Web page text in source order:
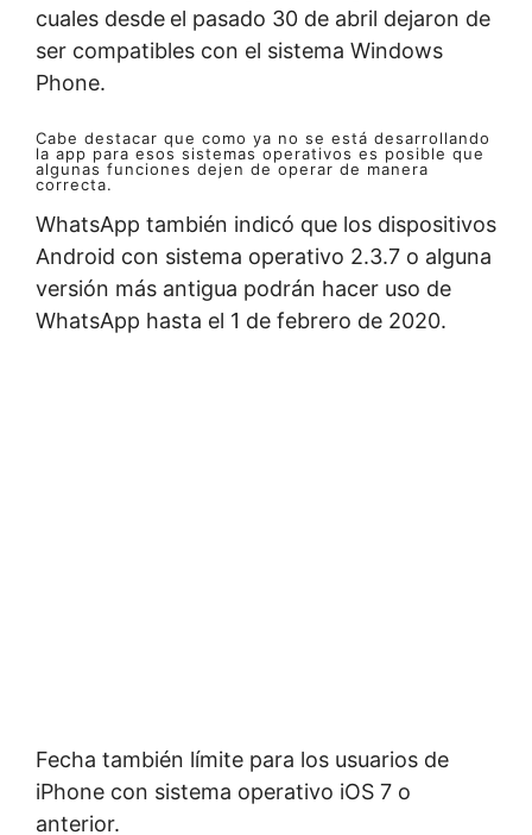
cuales desde el pasado 30 de abril dejaron de
ser compatibles con el sistema Windows
Phone.
Cabe destacar que como ya no se está desarrollando
la app para esos sistemas operativos es posible que
algunas funciones dejen de operar de manera
correcta.
WhatsApp también indicó que los dispositivos
Android con sistema operativo 2.3.7 o alguna
versión más antigua podrán hacer uso de
WhatsApp hasta el 1 de febrero de 2020.
Fecha también límite para los usuarios de
iPhone con sistema operativo iOS 7 o
anterior.